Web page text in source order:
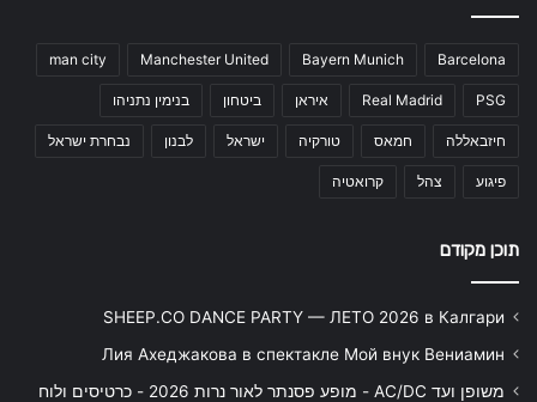
Barcelona
Bayern Munich
Manchester United
man city
PSG
Real Madrid איראן ביטחון בנימין נתניהו
חיזבאללה חמאס טורקיה ישראל לבנון נבחרת ישראל
פיגוע צהל קרואטיה
תוכן מקודם
SHEEP.CO DANCE PARTY — ЛЕТО 2026 в Калгари
Лия Ахеджакова в спектакле Мой внук Вениамин
משופן ועד AC/DC - מופע פסנתר לאור נרות 2026 - כרטיסים ולוח